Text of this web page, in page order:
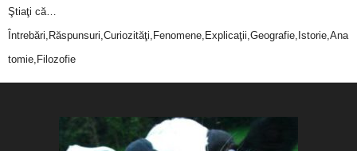
Ştiaţi că…
Întrebări,Răspunsuri,Curiozităţi,Fenomene,Explicaţii,Geografie,Istorie,Ana
tomie,Filozofie